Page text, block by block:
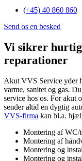
(+45) 40 860 860
Send os en besked
Vi sikrer
reparationer
Akut VVS Service yder
varme, sanitet og gas.
service hos os. For akut
sender altid en dygtig
VVS-firma kan bl.a.
Montering af WC/
Montering af
Montering og
Montering og